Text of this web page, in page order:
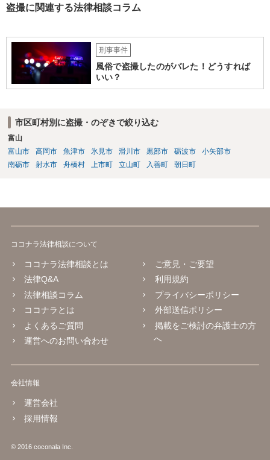
盗撮に関連する法律相談コラム
刑事事件
風俗で盗撮したのがバレた！どうすれば
いい？
市区町村別に盗撮・のぞきで絞り込む
富山
富山市
高岡市 魚津市 氷見市 滑川市 黒部市 砺波市
小矢部市
南砺市
射水市 舟橋村 上市町 立山町 入善町 朝日町
ココナラ法律相談について
ココナラ法律相談とは
法律Q&A
法律相談コラム
ココナラとは
よくあるご質問
運営へのお問い合わせ
ご意見・ご要望
利用規約
プライバシーポリシー
外部送信ポリシー
掲載をご検討の弁護士の方
へ
会社情報
運営会社
採用情報
© 2016 coconala Inc.